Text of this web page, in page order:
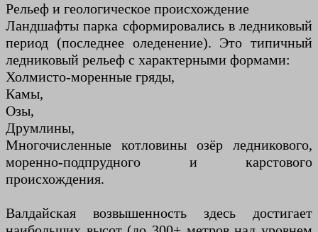
Рельеф и геологическое происхождение
Ландшафты парка сформировались в ледниковый
период (последнее оледенение). Это типичный
ледниковый рельеф с характерными формами:
Холмисто-моренные гряды,
Камы,
Озы,
Друмлины,
Многочисленные котловины озёр ледникового,
моренно-подпрудного и карстового
происхождения.
Валдайская возвышенность здесь достигает